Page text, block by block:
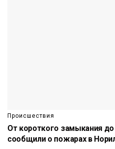
Происшествия
От короткого замыкания
сообщили о пожарах в